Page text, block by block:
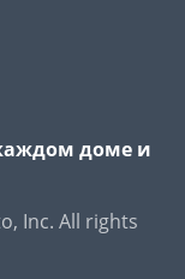
доме и
Inc. All rights